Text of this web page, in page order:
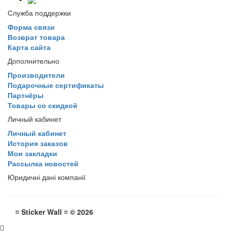
Служба поддержки
Форма связи
Возврат товара
Карта сайта
Дополнительно
Производители
Подарочные сертификаты
Партнёры
Товары со скидкой
Личный кабинет
Личный кабинет
История заказов
Мои закладки
Рассылка новостей
Юридичні дані компанії
≡ Sticker Wall ≡ © 2026